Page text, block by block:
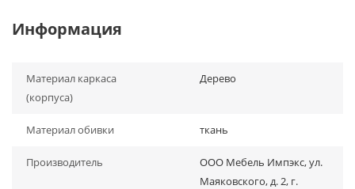
Информация
Материал каркаса
(корпуса)
Дерево
Материал обивки ткань
Производитель
ООО Мебель Импэкс, ул.
Маяковского, д. 2, г.